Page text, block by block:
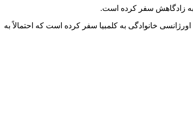
به زادگاهش سفر کرده است.
خانوادگی به کلمبیا سفر کرده است که احتمالاً به